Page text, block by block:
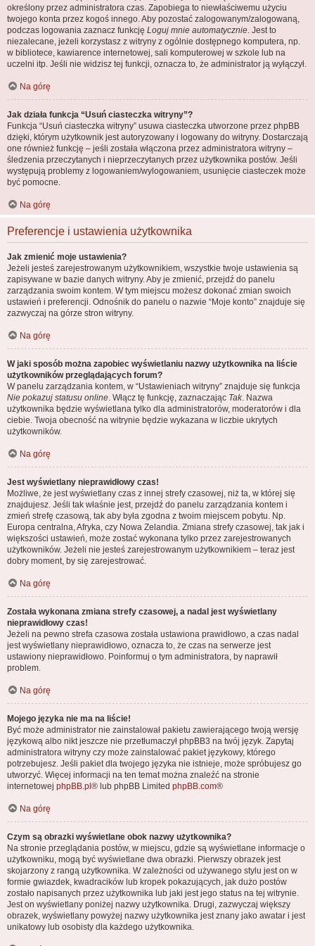
określony przez administratora czas. Zapobiega to niewłaściwemu użyciu
twojego konta przez kogoś innego. Aby pozostać zalogowanym/zalogowaną,
podczas logowania zaznacz funkcję Loguj mnie automatycznie. Jest to
niezalecane, jeżeli korzystasz z witryny z ogólnie dostępnego komputera, np.
w bibliotece, kawiarence internetowej, sali komputerowej w szkole lub na
uczelni itp. Jeśli nie widzisz tej funkcji, oznacza to, że administrator ją wyłączył.
Na górę
Jak działa funkcja “Usuń ciasteczka witryny”?
Funkcja “Usuń ciasteczka witryny” usuwa ciasteczka utworzone przez phpBB
dzięki, którym użytkownik jest autoryzowany i logowany do witryny. Dostarczają
one również funkcję – jeśli została włączona przez administratora witryny –
śledzenia przeczytanych i nieprzeczytanych przez użytkownika postów. Jeśli
występują problemy z logowaniem/wylogowaniem, usunięcie ciasteczek może
być pomocne.
Na górę
Preferencje i ustawienia użytkownika
Jak zmienić moje ustawienia?
Jeżeli jesteś zarejestrowanym użytkownikiem, wszystkie twoje ustawienia są
zapisywane w bazie danych witryny. Aby je zmienić, przejdź do panelu
zarządzania swoim kontem. W tym miejscu możesz dokonać zmian swoich
ustawień i preferencji. Odnośnik do panelu o nazwie “Moje konto” znajduje się
zazwyczaj na górze stron witryny.
Na górę
W jaki sposób można zapobiec wyświetlaniu nazwy użytkownika na liście
użytkowników przeglądających forum?
W panelu zarządzania kontem, w “Ustawieniach witryny” znajduje się funkcja
Nie pokazuj statusu online. Włącz tę funkcję, zaznaczając Tak. Nazwa
użytkownika będzie wyświetlana tylko dla administratorów, moderatorów i dla
ciebie. Twoja obecność na witrynie będzie wykazana w liczbie ukrytych
użytkowników.
Na górę
Jest wyświetlany nieprawidłowy czas!
Możliwe, że jest wyświetlany czas z innej strefy czasowej, niż ta, w której się
znajdujesz. Jeśli tak właśnie jest, przejdź do panelu zarządzania kontem i
zmień strefę czasową, tak aby była zgodna z twoim miejscem pobytu. Np.
Europa centralna, Afryka, czy Nowa Zelandia. Zmiana strefy czasowej, tak jak i
większości ustawień, może zostać wykonana tylko przez zarejestrowanych
użytkowników. Jeżeli nie jesteś zarejestrowanym użytkownikiem – teraz jest
dobry moment, by się zarejestrować.
Na górę
Została wykonana zmiana strefy czasowej, a nadal jest wyświetlany
nieprawidłowy czas!
Jeżeli na pewno strefa czasowa została ustawiona prawidłowo, a czas nadal
jest wyświetlany nieprawidłowo, oznacza to, że czas na serwerze jest
ustawiony nieprawidłowo. Poinformuj o tym administratora, by naprawił
problem.
Na górę
Mojego języka nie ma na liście!
Być może administrator nie zainstalował pakietu zawierającego twoją wersję
językową albo nikt jeszcze nie przetłumaczył phpBB3 na twój język. Zapytaj
administratora witryny czy może zainstalować pakiet językowy, którego
potrzebujesz. Jeśli pakiet dla twojego języka nie istnieje, może spróbujesz go
utworzyć. Więcej informacji na ten temat można znaleźć na stronie
internetowej phpBB.pl ® lub phpBB Limited phpBB.com®
Na górę
Czym są obrazki wyświetlane obok nazwy użytkownika?
Na stronie przeglądania postów, w miejscu, gdzie są wyświetlane informacje o
użytkowniku, mogą być wyświetlane dwa obrazki. Pierwszy obrazek jest
skojarzony z rangą użytkownika. W zależności od używanego stylu jest on w
formie gwiazdek, kwadracików lub kropek pokazujących, jak dużo postów
zostało napisanych przez użytkownika lub jaki jest jego status na tej witrynie.
Jest on wyświetlany poniżej nazwy użytkownika. Drugi, zazwyczaj większy
obrazek, wyświetlany powyżej nazwy użytkownika jest znany jako awatar i jest
unikatowy lub osobisty dla każdego użytkownika.